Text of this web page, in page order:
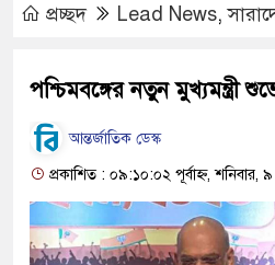
প্রচ্ছদ Lead News,
পশ্চিমবঙ্গের নতুন মুখ্যমন্ত্রী
আন্তর্জাতিক ডেস্ক
প্রকাশিত : ০৯:১০:০২ পূর্বাহ্ন, শনিবার,